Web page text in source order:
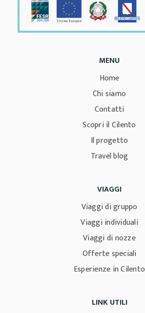
MENU
Home
Chi siamo
Contatti
Scopri il Cilento
Il progetto
Travel blog
VIAGGI
Viaggi di gruppo
Viaggi individuali
Viaggi di nozze
Offerte speciali
Esperienze in Cilento
LINK UTILI